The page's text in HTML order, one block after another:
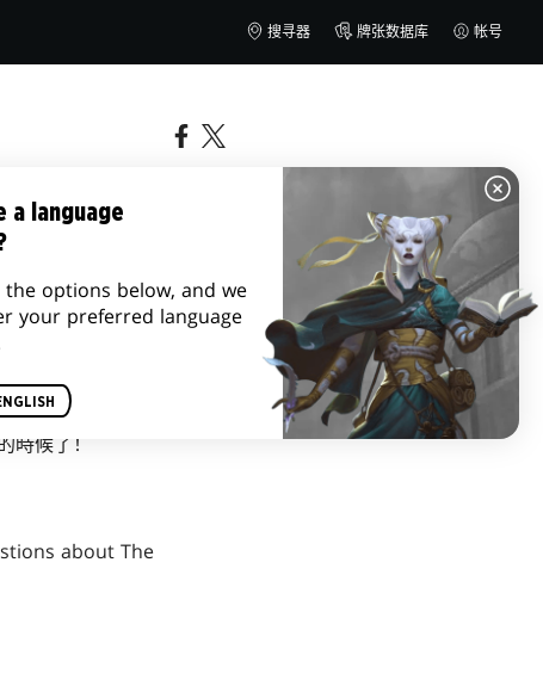
搜寻器 牌张数据库 帐号
時候了！
about The
a language
the options below, and we
your preferred language